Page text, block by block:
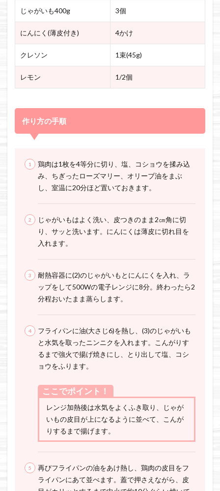
じゃがいも400g 3個
にんにく(薄皮付き) 4かけ
クレソン 1束(45g)
レモン 1/2個
作り方の手順
鶏肉は1枚を4等分に切り、塩、コショウを揉み込
み、ちぎったローズマリー、オリーブ油をまぶ
し、室温に20分ほど置いておきます。
じゃがいもはよく洗い、皮つきのまま2㎝角に切
り、サッと洗います。にんにくは薄皮に切れ目を
入れます。
耐熱容器に(2)のじゃがいもとにんにくを入れ、ラ
ップをして500Wの電子レンジに8分。終わったら2
分程おいたまま蒸らします。
フライパンに油(大さじ6)を熱し、(3)のじゃがいも
と水気を取ったニンニクを入れます。こんがりす
るまで強火で揚げ焼きにし、とり出して塩、コシ
ョウをふります。
ここでポイント！
レンジ加熱後は水気をよくふき取り、じゃが
いもの皮目が上になるように並べて、こんが
りするまで揚げます。
再びフライパンの油をあけ熱し、鶏肉の皮目をフ
ライパンにあて並べます。蓋で押さえながら、皮